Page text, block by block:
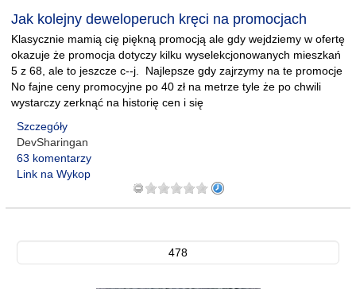
Jak kolejny deweloperuch kręci na promocjach
Klasycznie mamią cię piękną promocją ale gdy wejdziemy w ofertę
okazuje że promocja dotyczy kilku wyselekcjonowanych mieszkań
5 z 68, ale to jeszcze c--j. Najlepsze gdy zajrzymy na te promocje
No fajne ceny promocyjne po 40 zł na metrze tyle że po chwili
wystarczy zerknąć na historię cen i się
Szczegóły
DevSharingan
63 komentarzy
Link na Wykop
478